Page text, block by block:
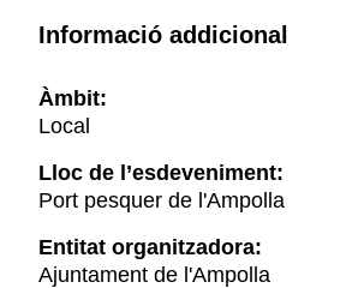
Informació addicional
Àmbit:
Local
Lloc de l’esdeveniment:
Port pesquer de l'Ampolla
Entitat organitzadora:
Ajuntament de l'Ampolla